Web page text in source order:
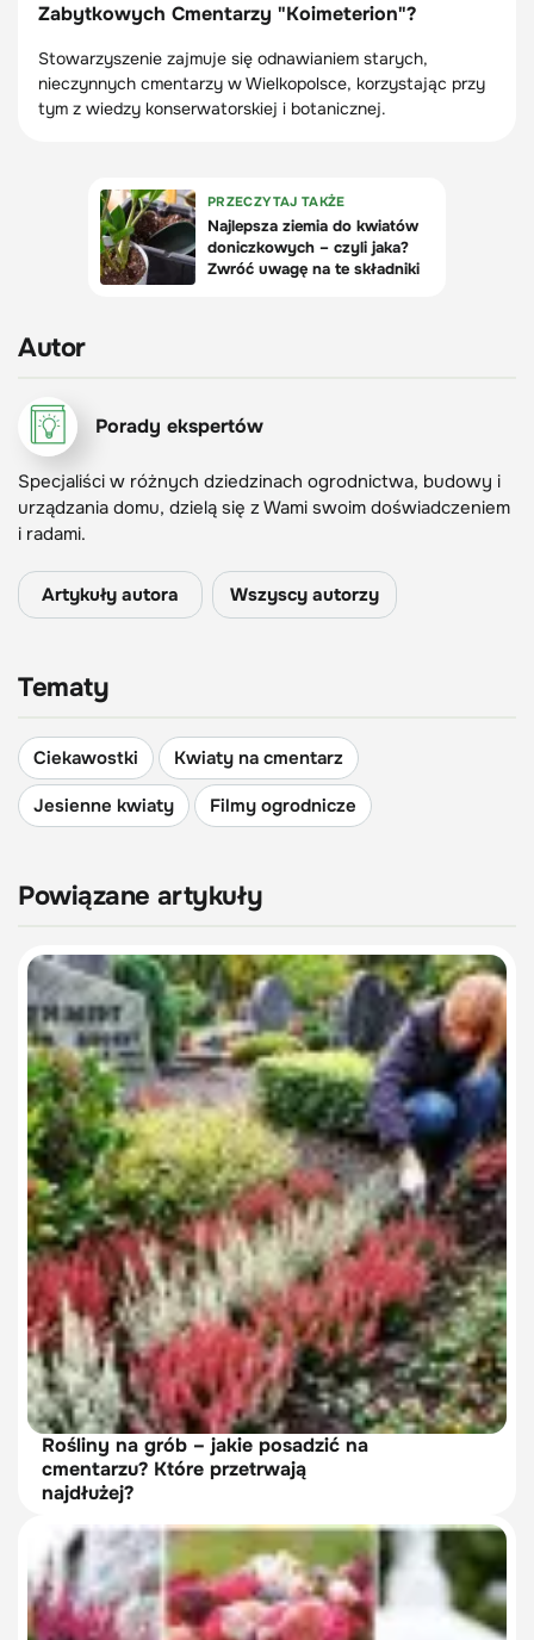
Zabytkowych Cmentarzy "Koimeterion"?
Stowarzyszenie zajmuje się odnawianiem starych,
nieczynnych cmentarzy w Wielkopolsce, korzystając przy
tym z wiedzy konserwatorskiej i botanicznej.
Autor
Porady ekspertów
Specjaliści w różnych dziedzinach ogrodnictwa, budowy i
urządzania domu, dzielą się z Wami swoim doświadczeniem
i radami.
Artykuły autora Wszyscy autorzy
Tematy
Ciekawostki
Kwiaty na cmentarz
Jesienne kwiaty
Filmy ogrodnicze
Powiązane artykuły
Rośliny na grób – jakie posadzić na
cmentarzu? Które przetrwają
najdłużej?